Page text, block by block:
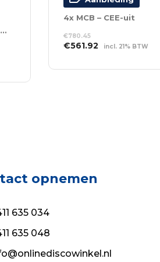
8 schuko’s en 1x 16-polige aansluiting
4x MCB – CEE-uit
€780.45
Oorspronkelijke
was:
€561.92 Huidige
is:
incl. 21% BTW
WINKELWAGEN
opnemen
635 034
635 048